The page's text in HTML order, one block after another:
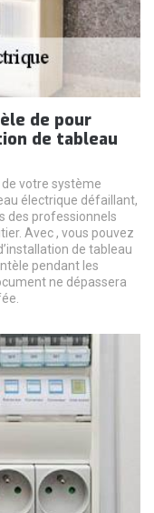
de pour
de tableau
votre système
électrique défaillant,
des professionnels
Avec , vous pouvez
de tableau
pendant les
ne dépassera